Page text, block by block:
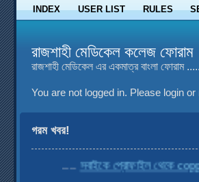
INDEX USER LIST RULES
রাজশাহী মেডিকেল কলেজ ফোরাম
রাজশাহী মেডিকেল এর একমাত্র বাংলা ফোরাম
You are not logged in. Please login or
গরম খবর!
....সবাইকে প্রোফাইল থেকে